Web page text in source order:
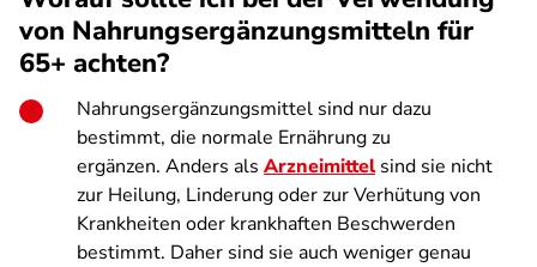
von Nahrungsergänzungsmitteln für
65+ achten?
Nahrungsergänzungsmittel sind nur dazu
bestimmt, die normale Ernährung zu
ergänzen. Anders als Arzneimittelsind sie nicht
zur Heilung, Linderung oder zur Verhütung von
Krankheiten oder krankhaften Beschwerden
bestimmt. Daher sind sie auch weniger genau